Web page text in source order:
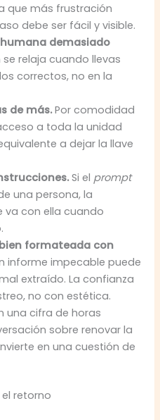
que más frustración
debe ser fácil y visible.
demasiado
se relaja cuando llevas
correctos, no en la
de más.Por comodidad
a toda la unidad
a dejar la llave
Si el prompt
una persona, la
va con ella cuando
formateada con
informe impecable puede
extraído. La confianza
no con estética.
una cifra de horas
sobre renovar la
en una cuestión de
retorno